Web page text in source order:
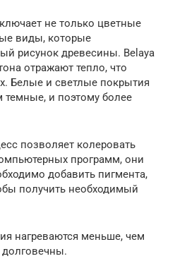
не только цветные
виды, которые
рисунок древесины. Belaya
отражают тепло, что
Белые и светлые покрытия
темные, и поэтому более
позволяет колеровать
программ, они
добавить пигмента,
получить необходимый
нагреваются меньше, чем